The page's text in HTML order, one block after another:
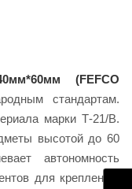
(FEFCO
стандартам.
марки Т-21/В.
высотой до 60
автономность
для крепления.